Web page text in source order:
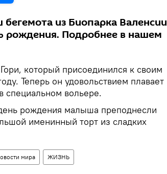
из Биопарка Валенсии
рождения. Подробнее в нашем
который присоединился к своим
Теперь он удовольствием плавает
специальном вольере.
рождения малыша преподнесли
именинный торт из сладких
мира ЖИЗНЬ